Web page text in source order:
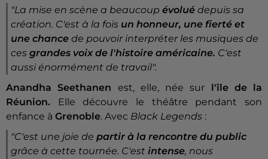
"La mise en scène a beaucoup évolué depuis sa
création. C'est à la fois un honneur, une fierté et
une chance de pouvoir interpréter les musiques de
ces grandes voix de l'histoire américaine. C'est
aussi énormément de travail".
Anandha Seethanen est, elle, née sur
l'île de la
Réunion.
Elle découvre le théâtre pendant son
enfance à Grenoble. Avec Black Legends :
"C'est une joie de partir à la rencontre du public
grâce à cette tournée. C'est intense, nous